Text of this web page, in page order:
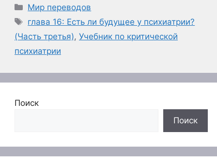
Рубрики
Мир переводов
Метки
глава 16: Есть ли будущее у психиатрии?
(Часть третья), Учебник по критической
психиатрии
Поиск
Поиск